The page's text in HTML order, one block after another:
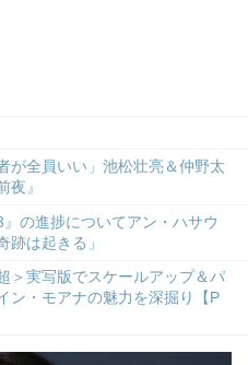
が全員いい」池松壮亮＆仲野太
夜』
』の進捗についてアン・ハサウ
跡は起きる」
＞実写版でスケールアップ＆パ
ン・モアナの魅力を深掘り【P